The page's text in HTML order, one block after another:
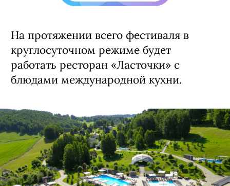
На протяжении всего фестиваля в
круглосуточном режиме будет
работать ресторан «Ласточки» с
блюдами международной кухни.